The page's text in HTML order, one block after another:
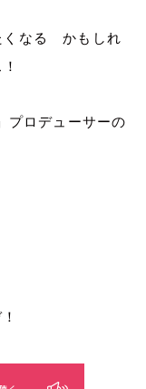
くなる かもしれ
」プロデューサーの